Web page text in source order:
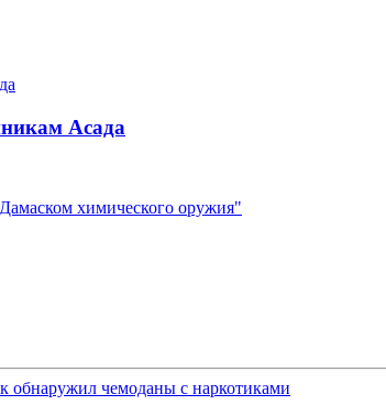
Асада
химического оружия"